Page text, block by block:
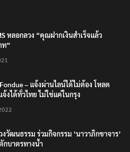
หลอกลวง “คุณฝากเงินสำเร็จแล้ว
ท”
– แจ้งผ่านไลน์ได้ไม่ต้อง โหลด
งได้ทั่วไทย ไม่ใช่แค่ในกรุง
วัฒนธรรม ร่วมกิจกรรม ‘นาวาภิกขาจาร’
กบาตรทางน้ำ